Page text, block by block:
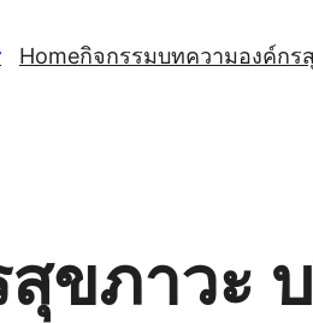
Homeกิจกรรมบทความองค์กร
ขภาวะ